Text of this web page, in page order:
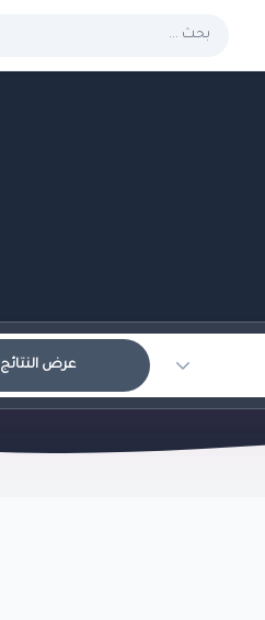
عرض النتائج